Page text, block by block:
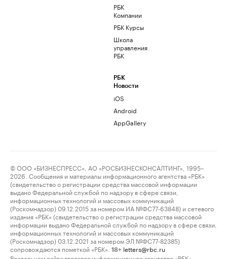
РБК
Компании
РБК Курсы
Школа
управления
РБК
РБК
Новости
iOS
Android
AppGallery
© ООО «БИЗНЕСПРЕСС», АО «РОСБИЗНЕСКОНСАЛТИНГ», 1995–
2026. Сообщения и материалы информационного агентства «РБК»
(свидетельство о регистрации средства массовой информации
выдано Федеральной службой по надзору в сфере связи,
информационных технологий и массовых коммуникаций
(Роскомнадзор) 09.12.2015 за номером ИА №ФС77-63848) и сетевого
издания «РБК» (свидетельство о регистрации средства массовой
информации выдано Федеральной службой по надзору в сфере связи,
информационных технологий и массовых коммуникаций
(Роскомнадзор) 03.12.2021 за номером ЭЛ №ФС77-82385)
сопровождаются пометкой «РБК».
18+ letters@rbc.ru